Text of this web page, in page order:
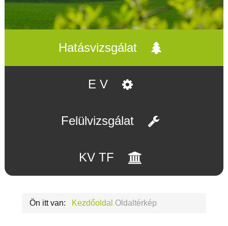
Hatásvizsgálat
E V
Felülvizsgálat
KV TF
Ön itt van: Kezdőoldal Oldaltérkép